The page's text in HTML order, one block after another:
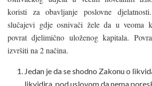
koristi za obavljanje poslovne
slučajevi gdje osnivači žele da u veoma
povrat djelimično uloženog kapitala.
izvršiti na 2 načina.
Jedan je da se shodno Zakonu o
likvidira, pod uslovom da nema